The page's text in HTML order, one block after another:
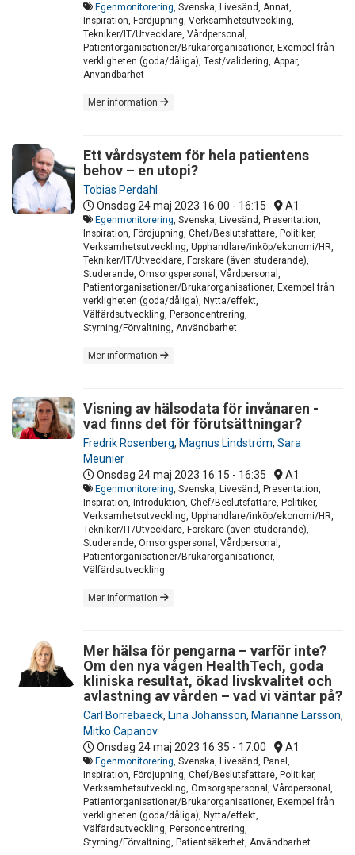
Egenmonitorering , Svenska, Livesänd, Annat,
Inspiration, Fördjupning, Verksamhetsutveckling,
Tekniker/IT/Utvecklare, Vårdpersonal,
Patientorganisationer/Brukarorganisationer, Exempel från
verkligheten (goda/dåliga), Test/validering, Appar,
Användbarhet
Mer information
Ett vårdsystem för hela patientens
behov – en utopi?
Tobias Perdahl
Onsdag 24 maj 2023 16:00 - 16:15 A1
Egenmonitorering , Svenska, Livesänd, Presentation,
Inspiration, Fördjupning, Chef/Beslutsfattare, Politiker,
Verksamhetsutveckling, Upphandlare/inköp/ekonomi/HR,
Tekniker/IT/Utvecklare, Forskare (även studerande),
Studerande, Omsorgspersonal, Vårdpersonal,
Patientorganisationer/Brukarorganisationer, Exempel från
verkligheten (goda/dåliga), Nytta/effekt,
Välfärdsutveckling, Personcentrering,
Styrning/Förvaltning, Användbarhet
Mer information
Visning av hälsodata för invånaren -
vad finns det för förutsättningar?
Fredrik Rosenberg, Magnus Lindström, Sara
Meunier
Onsdag 24 maj 2023 16:15 - 16:35 A1
Egenmonitorering , Svenska, Livesänd, Presentation,
Inspiration, Introduktion, Chef/Beslutsfattare, Politiker,
Verksamhetsutveckling, Upphandlare/inköp/ekonomi/HR,
Tekniker/IT/Utvecklare, Forskare (även studerande),
Studerande, Omsorgspersonal, Vårdpersonal,
Patientorganisationer/Brukarorganisationer,
Välfärdsutveckling
Mer information
Mer hälsa för pengarna – varför inte?
Om den nya vågen HealthTech, goda
kliniska resultat, ökad livskvalitet och
avlastning av vården – vad vi väntar på?
Carl Borrebaeck, Lina Johansson, Marianne Larsson,
Mitko Capanov
Onsdag 24 maj 2023 16:35 - 17:00 A1
Egenmonitorering , Svenska, Livesänd, Panel,
Inspiration, Fördjupning, Chef/Beslutsfattare, Politiker,
Verksamhetsutveckling, Omsorgspersonal, Vårdpersonal,
Patientorganisationer/Brukarorganisationer, Exempel från
verkligheten (goda/dåliga), Nytta/effekt,
Välfärdsutveckling, Personcentrering,
Styrning/Förvaltning, Patientsäkerhet, Användbarhet